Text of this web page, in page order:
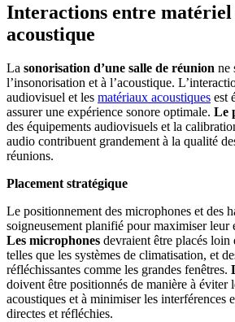
Interactions entre
acoustique
La sonorisation d’une salle de réunion ne
l’insonorisation et à l’acoustique.
audiovisuel et les matériaux acoustiques est
assurer une expérience sonore optimale. Le
des équipements audiovisuels et la
audio contribuent grandement à la qualité
réunions.
Placement stratégique
Le positionnement des microphones et des
soigneusement planifié pour maximiser leur
Les microphones devraient être placés loin
telles que les systèmes de climatisation, et
réfléchissantes comme les grandes fenêtres.
doivent être positionnés de manière à éviter
acoustiques et à minimiser les interférences
directes et réfléchies.